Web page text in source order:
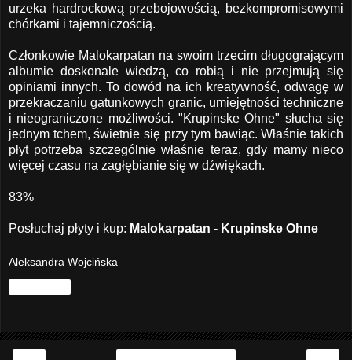
urzeka hardrockową przebojowością, bezkompromisowymi
chórkami i tajemniczością.
Członkowie Malokarpatan na swoim trzecim długogrającym
albumie doskonale wiedzą, co robią i nie przejmują się
opiniami innych. To dowód na ich kreatywność, odwagę w
przekraczaniu gatunkowych granic, umiejętności techniczne
i nieograniczone możliwości. "Krupinske Ohne" słucha się
jednym tchem, świetnie się przy tym bawiąc. Właśnie takich
płyt potrzeba szczególnie właśnie teraz, gdy mamy nieco
więcej czasu na zagłębianie się w dźwiękach.
83%
Posłuchaj płyty i kup: Malokarpatan - Krupinske Ohne
Aleksandra Wojcińska